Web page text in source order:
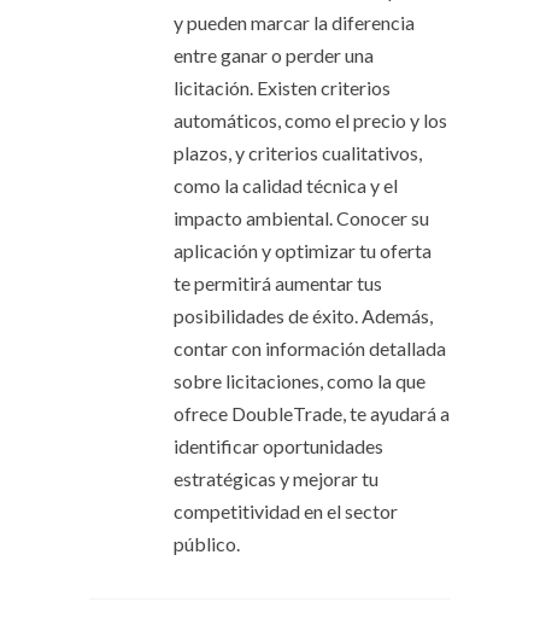
y pueden marcar la diferencia
entre ganar o perder una
licitación. Existen criterios
automáticos, como el precio y los
plazos, y criterios cualitativos,
como la calidad técnica y el
impacto ambiental. Conocer su
aplicación y optimizar tu oferta
te permitirá aumentar tus
posibilidades de éxito. Además,
contar con información detallada
sobre licitaciones, como la que
ofrece DoubleTrade, te ayudará a
identificar oportunidades
estratégicas y mejorar tu
competitividad en el sector
público.